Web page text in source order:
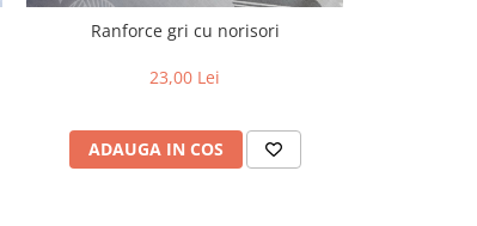
Ranforce gri cu norisori
23,00 Lei
ADAUGA IN COS